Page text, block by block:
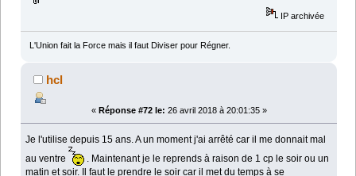
IP archivée
L'Union fait la Force mais il faut Diviser pour Régner.
hcl
« Réponse #72 le: 26 avril 2018 à 20:01:35 »
Je l'utilise depuis 15 ans. A un moment j'ai arrêté car il me donnait mal
au ventre
. Maintenant je le reprends à raison de 1 cp le soir ou un
matin et soir. Il faut le prendre le soir car il met du temps à se